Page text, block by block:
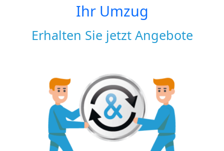
Ihr Umzug
Erhalten Sie jetzt Angebote